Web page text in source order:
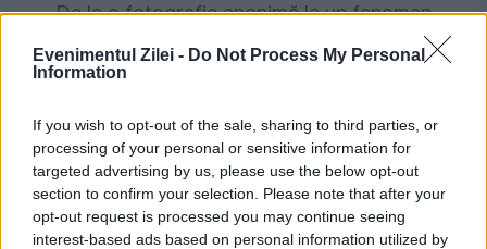
Evenimentul Zilei - Do Not Process My Personal
Information
If you wish to opt-out of the sale, sharing to third parties, or
processing of your personal or sensitive information for
targeted advertising by us, please use the below opt-out
section to confirm your selection. Please note that after your
opt-out request is processed you may continue seeing
interest-based ads based on personal information utilized by
De la o fotografie anonimă la un fenomen
global. Locul care nu există pe nicio hartă a